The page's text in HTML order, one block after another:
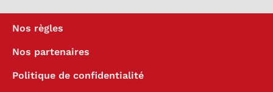
Nos règles
Nos partenaires
Politique de confidentialité